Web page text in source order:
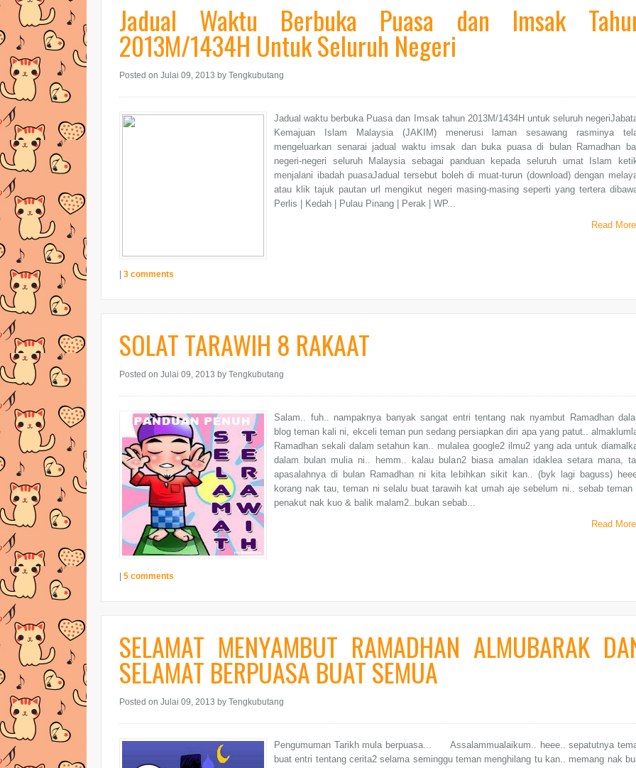
Jadual Waktu Berbuka Puasa dan Imsak
2013M/1434H Untuk Seluruh Negeri
Posted on Julai 09, 2013 by Tengkubutang
Jadual waktu berbuka Puasa dan Imsak tahun 2013M/1434H untuk seluruh
Kemajuan Islam Malaysia (JAKIM) menerusi laman sesawang rasminya
mengeluarkan senarai jadual waktu imsak dan buka puasa di bulan Ramadhan
negeri-negeri seluruh Malaysia sebagai panduan kepada seluruh umat Islam
menjalani ibadah puasaJadual tersebut boleh di muat-turun (download) dengan
atau klik tajuk pautan url mengikut negeri masing-masing seperti yang tertera
Perlis | Kedah | Pulau Pinang | Perak | WP...
Read More
| 3 comments
SOLAT TARAWIH 8 RAKAAT
Posted on Julai 09, 2013 by Tengkubutang
Salam.. fuh.. nampaknya banyak sangat entri tentang nak nyambut Ramadhan
blog teman kali ni, ekceli teman pun sedang persiapkan diri apa yang patut..
Ramadhan sekali dalam setahun kan.. mulalea google2 ilmu2 yang ada untuk
dalam bulan mulia ni.. hemm.. kalau bulan2 biasa amalan idaklea setara mana,
apasalahnya di bulan Ramadhan ni kita lebihkan sikit kan.. (byk lagi baguss)
korang nak tau, teman ni selalu buat tarawih kat umah aje sebelum ni.. sebab teman
penakut nak kuo & balik malam2..bukan sebab...
Read More
| 5 comments
SELAMAT MENYAMBUT RAMADHAN ALMUBARAK
SELAMAT BERPUASA BUAT SEMUA
Posted on Julai 09, 2013 by Tengkubutang
Pengumuman Tarikh mula berpuasa... Assalammualaikum.. heee.. sepatutnya
buat entri tentang cerita2 selama seminggu teman menghilang tu kan.. memang nak